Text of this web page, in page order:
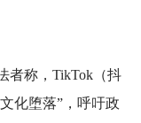
者称，TikTok（抖
化堕落”，呼吁政